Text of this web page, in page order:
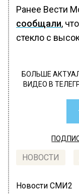
Ранее Вести
сообщали,
стекло с
БОЛЬШЕ
ВИДЕО В
НОВОСТИ
Новости СМИ2